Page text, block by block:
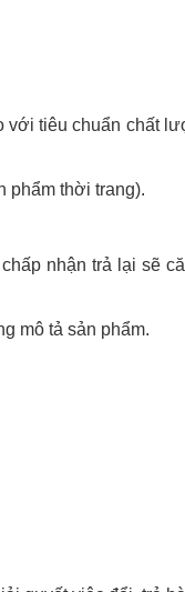
với tiêu chuẩn chất
phẩm thời trang).
nhận trả lại sẽ
mô tả sản phẩm.